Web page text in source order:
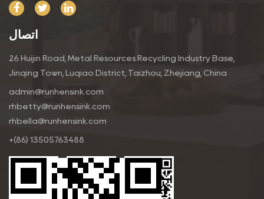
اتصال
26 Huijin Road, Metal Resources Recycling Industry Base,
Jinqing Town, Luqiao District, Taizhou, Zhejiang, China
admin@runhensink.com
rhbetty@runhensink.com
rhbella@runhensink.com
+(86) 13505763488